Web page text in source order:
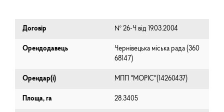
Договір № 26-Ч від 19.03.2004
Орендодавець
Чернівецька міська рада (⁨360
68147⁩)
Орендар(і) МПП "МОРІС"(14260437)
Площа, га 28.3405